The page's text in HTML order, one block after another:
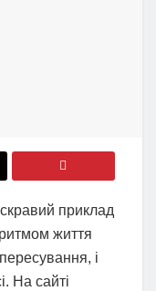
приклад
ритмом життя
і
На сайті